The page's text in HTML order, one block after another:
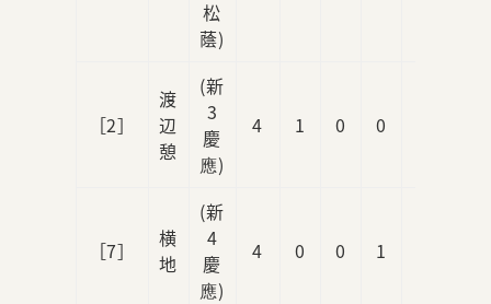
松
蔭)
［2］
渡
辺
憩
(新
3
慶
應)
4 1 0 0
［7］
横
地
(新
4
慶
應)
4 0 0 1